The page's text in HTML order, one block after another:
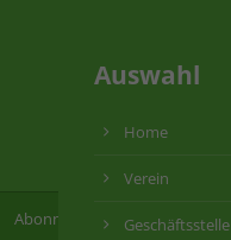
Auswahl
Home
Verein
Geschäftsstelle